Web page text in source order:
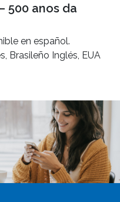
500 anos da
en español.
Brasileño Inglés, EUA